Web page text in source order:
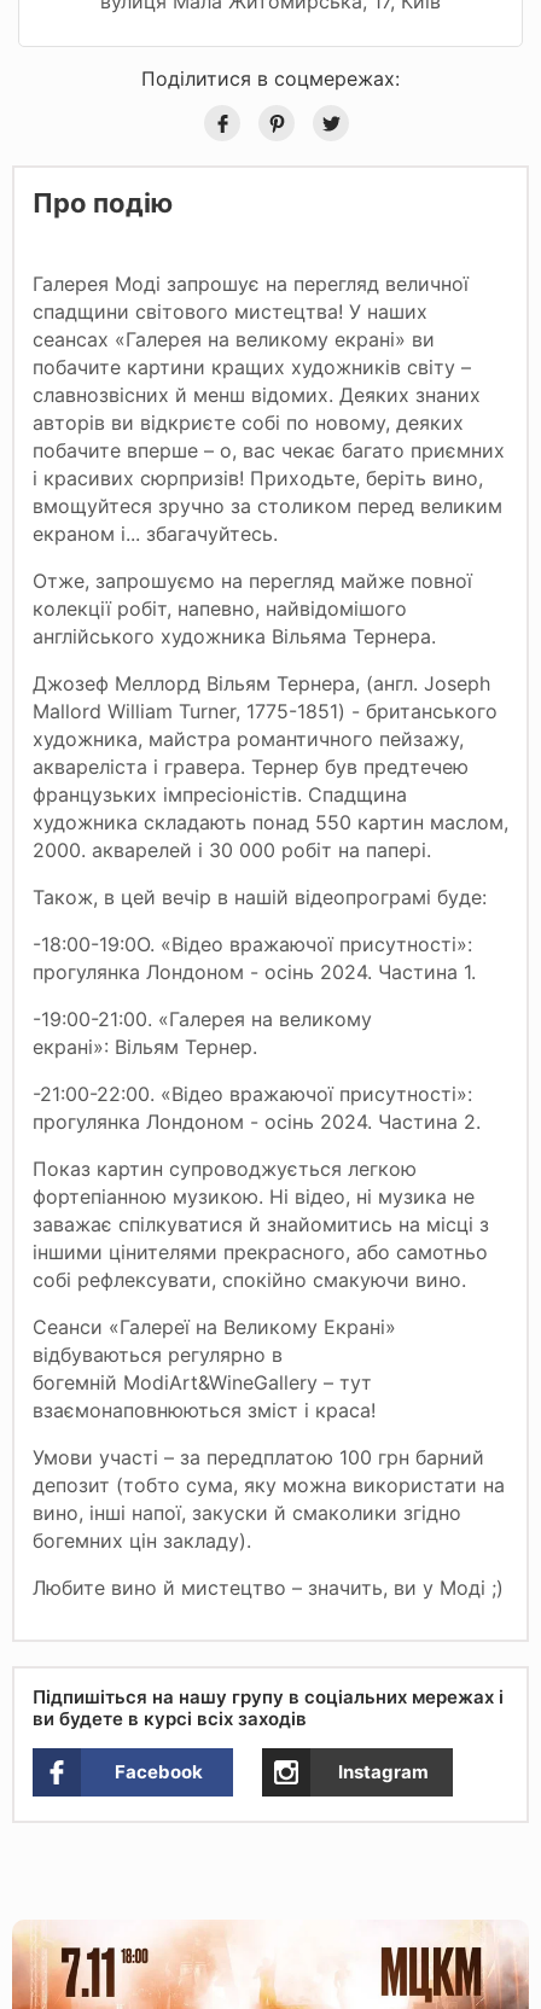
Поділитися в соцмережах:
Про подію
Галерея Моді запрошує на перегляд величної
спадщини світового мистецтва! У наших
сеансах «Галерея на великому екрані» ви
побачите картини кращих художників світу –
славнозвісних й менш відомих. Деяких знаних
авторів ви відкриєте собі по новому, деяких
побачите вперше – о, вас чекає багато приємних
і красивих сюрпризів! Приходьте, беріть вино,
вмощуйтеся зручно за столиком перед великим
екраном і... збагачуйтесь.
Отже, запрошуємо на перегляд майже повної
колекції робіт, напевно, найвідомішого
англійського художника Вільяма Тернера.
Джозеф Меллорд Вільям Тернера, (англ. Joseph
Mallord William Turner, 1775-1851) - британського
художника, майстра романтичного пейзажу,
аквареліста і гравера. Тернер був предтечею
французьких імпресіоністів. Спадщина
художника складають понад 550 картин маслом,
2000. акварелей і 30 000 робіт на папері.
Taкoж, в цeй вeчiр в нaшiй відeoпpoгpaмі бyдe:
-18:00-19:0О. «Відео вражаючої присутності»:
прогулянка Лондоном - осінь 2024. Частина 1.
-19:00-21:00. «Галерея на великому
екрані»: Вільям Тернер.
-21:00-22:00. «Відео вражаючої присутності»:
прогулянка Лондоном - осінь 2024. Частина 2.
Показ картин супроводжується легкою
фортепіанною музикою. Ні відео, ні музика не
заважає спілкуватися й знайомитись на місці з
іншими цінителями прекрасного, або самотньо
собі рефлексувати, спокійно смакуючи вино.
Сеанси «Галереї на Великому Екрані»
відбуваються регулярно в
богемній ModiArt&WineGallery – тут
взаємонаповнюються зміст і краса!
Умови участі – за передплатою 100 грн барний
депозит (тобто сума, яку можна використати на
вино, інші напої, закуски й смаколики згідно
богемних цін закладу).
Любите вино й мистецтво – значить, ви у Моді ;)
Підпишіться на нашу групу в соціальних мережах і
ви будете в курсі всіх заходів
Facebook Instagram